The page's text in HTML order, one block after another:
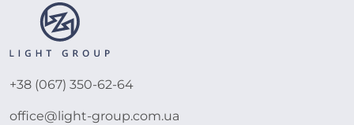
+38 (067) 350-62-64
office@light-group.com.ua